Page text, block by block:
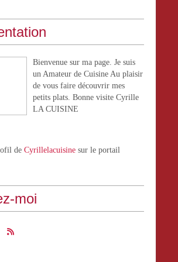
Bienvenue sur ma page. Je suis
un Amateur de Cuisine Au plaisir
de vous faire découvrir mes
petits plats. Bonne visite Cyrille
LA CUISINE
de Cyrillelacuisine sur le portail
moi